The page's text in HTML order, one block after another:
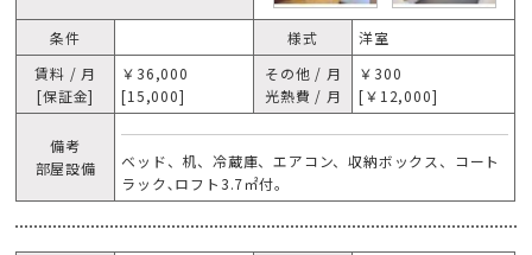
条件 様式
洋室
賃料 / 月
[保証金]
￥36,000
[15,000]
その他 / 月
光熱費 / 月
￥300
[￥12,000]
備考
部屋設備
ベッド、机、冷蔵庫、エアコン、収納ボックス、コート
ラック､ロフト3.7㎡付。